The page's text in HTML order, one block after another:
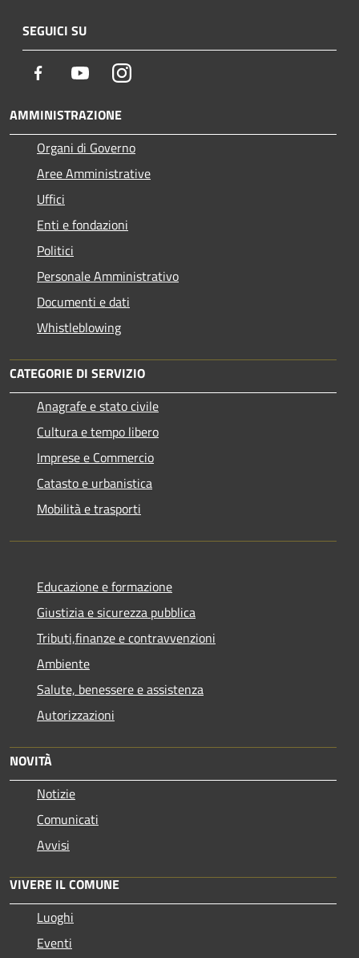
SEGUICI SU
Facebook YoutubeInstagram
AMMINISTRAZIONE
Organi di Governo
Aree Amministrative
Uffici
Enti e fondazioni
Politici
Personale Amministrativo
Documenti e dati
Whistleblowing
CATEGORIE DI SERVIZIO
Anagrafe e stato civile
Cultura e tempo libero
Imprese e Commercio
Catasto e urbanistica
Mobilità e trasporti
Educazione e formazione
Giustizia e sicurezza pubblica
Tributi,finanze e contravvenzioni
Ambiente
Salute, benessere e assistenza
Autorizzazioni
NOVITÀ
Notizie
Comunicati
Avvisi
VIVERE IL COMUNE
Luoghi
Eventi